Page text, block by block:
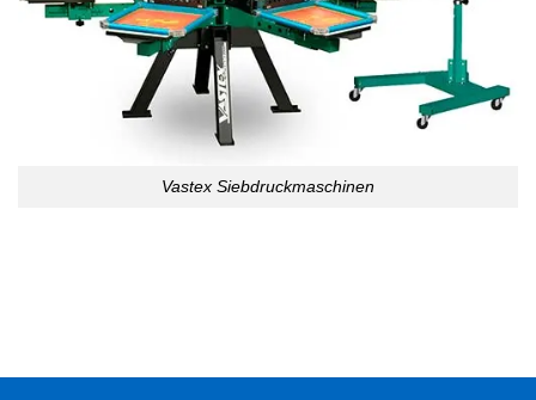
Vastex Siebdruckmaschinen